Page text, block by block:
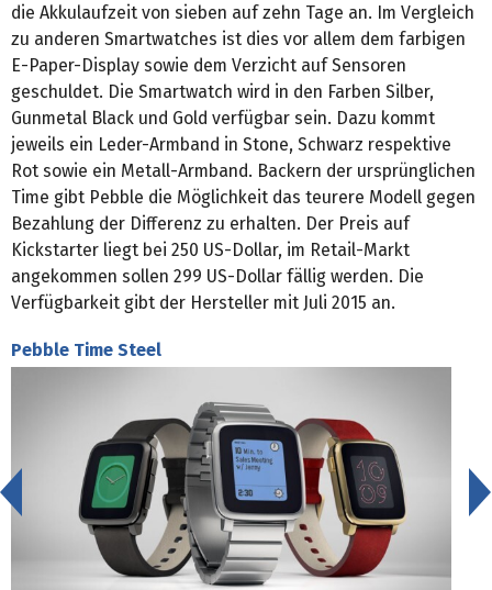
die Akkulaufzeit von sieben auf zehn Tage an. Im Vergleich
zu anderen Smartwatches ist dies vor allem dem farbigen
E-Paper-Display sowie dem Verzicht auf Sensoren
geschuldet. Die Smartwatch wird in den Farben Silber,
Gunmetal Black und Gold verfügbar sein. Dazu kommt
jeweils ein Leder-Armband in Stone, Schwarz respektive
Rot sowie ein Metall-Armband. Backern der ursprünglichen
Time gibt Pebble die Möglichkeit das teurere Modell gegen
Bezahlung der Differenz zu erhalten. Der Preis auf
Kickstarter liegt bei 250 US-Dollar, im Retail-Markt
angekommen sollen 299 US-Dollar fällig werden. Die
Verfügbarkeit gibt der Hersteller mit Juli 2015 an.
Pebble Time Steel
<